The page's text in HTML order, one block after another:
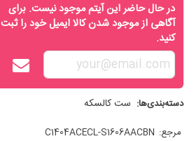
در حال حاضر این آیتم موجود نیست. برای
آگاهی از موجود شدن کالا ایمیل خود را ثبت
کنید.
دسته‌بندی‌ها: ست کالسکه
مرجع: C1404ACECL-S1606AACBN